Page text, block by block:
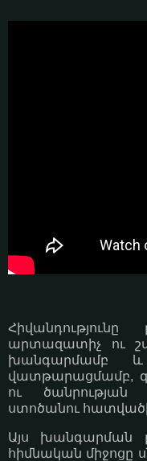
արտազատիչ ու
խանգարմամբ և
վատթարացմամբ,
ու
ստոծանու
Այս խանգարման
հիմնական միջոցը